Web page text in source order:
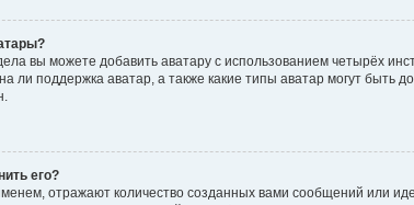
вы можете добавить аватару с использованием четырёх
ли поддержка аватар, а также какие типы аватар могут
его?
отражают количество созданных вами сообщений или